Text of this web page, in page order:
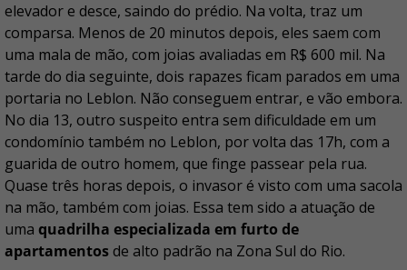
elevador e desce, saindo do prédio. Na volta, traz um
comparsa. Menos de 20 minutos depois, eles saem com
uma mala de mão, com joias avaliadas em R$ 600 mil. Na
tarde do dia seguinte, dois rapazes ficam parados em uma
portaria no Leblon. Não conseguem entrar, e vão embora.
No dia 13, outro suspeito entra sem dificuldade em um
condomínio também no Leblon, por volta das 17h, com a
guarida de outro homem, que finge passear pela rua.
Quase três horas depois, o invasor é visto com uma sacola
na mão, também com joias. Essa tem sido a atuação de
uma quadrilha especializada em furto de
apartamentosde alto padrão na Zona Sul do Rio.